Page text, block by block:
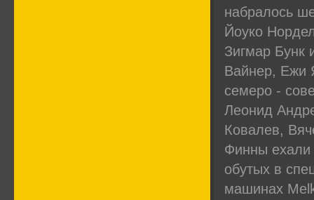
набралось
Йоуко
Зигмар Бунк
Вайнер, Ежи
семеро -
Леонид
Ковалев,
Финны ехали
обутых в
машинах